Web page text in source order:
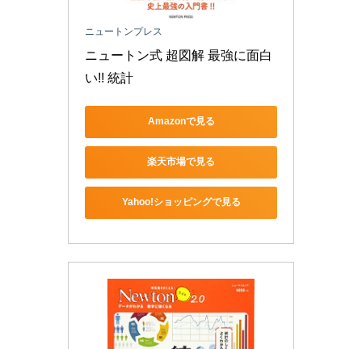
ニュートンプレス
ニュートン式 超図解 最強に面白
い!! 統計
Amazonで見る
楽天市場で見る
Yahoo!ショッピングで見る